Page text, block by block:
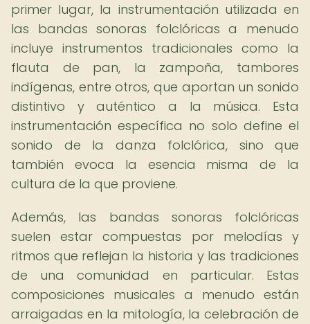
primer lugar, la instrumentación utilizada en
las bandas sonoras folclóricas a menudo
incluye instrumentos tradicionales como la
flauta de pan, la zampoña, tambores
indígenas, entre otros, que aportan un sonido
distintivo y auténtico a la música. Esta
instrumentación específica no solo define el
sonido de la danza folclórica, sino que
también evoca la esencia misma de la
cultura de la que proviene.
Además, las bandas sonoras folclóricas
suelen estar compuestas por melodías y
ritmos que reflejan la historia y las tradiciones
de una comunidad en particular. Estas
composiciones musicales a menudo están
arraigadas en la mitología, la celebración de